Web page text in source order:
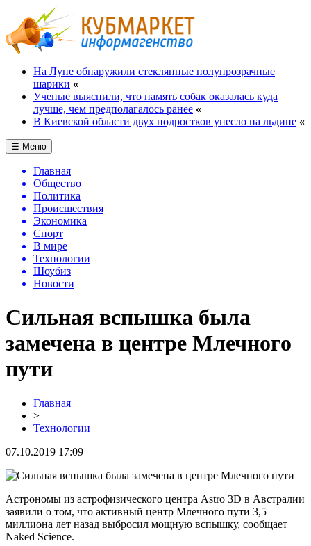
На Луне обнаружили стеклянные полупрозрачные
шарики «
Ученые выяснили, что память собак оказалась куда
лучше, чем предполагалось ранее «
В Киевской области двух подростков унесло на льдине «
☰ Меню
Главная
Общество
Политика
Происшествия
Экономика
Спорт
В мире
Технологии
Шоубиз
Новости
Сильная вспышка была
замечена в центре Млечного
пути
Главная
>
Технологии
07.10.2019 17:09
Астрономы из астрофизического центра Astro 3D в Австралии
заявили о том, что активный центр Млечного пути 3,5
миллиона лет назад выбросил мощную вспышку, сообщает
Naked Science.